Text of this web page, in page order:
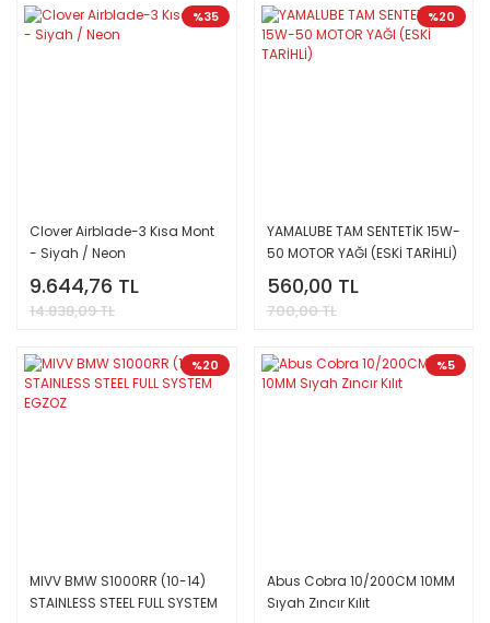
%35
Clover Airblade-3 Kısa Mont
- Siyah / Neon
9.644,76 TL
14.838,09 TL
%20
YAMALUBE TAM SENTETİK 15W-
50 MOTOR YAĞI (ESKİ TARİHLİ)
560,00 TL
700,00 TL
%20
MIVV BMW S1000RR (10-14)
STAINLESS STEEL FULL SYSTEM
%5
Abus Cobra 10/200CM 10MM
Sıyah Zıncır Kılıt